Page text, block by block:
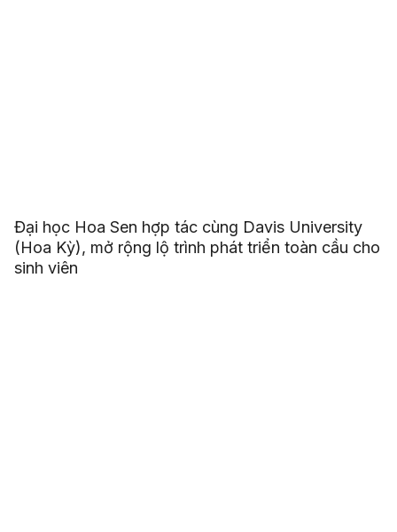
Đại học Hoa Sen hợp tác cùng Davis University
(Hoa Kỳ), mở rộng lộ trình phát triển toàn cầu cho
sinh viên